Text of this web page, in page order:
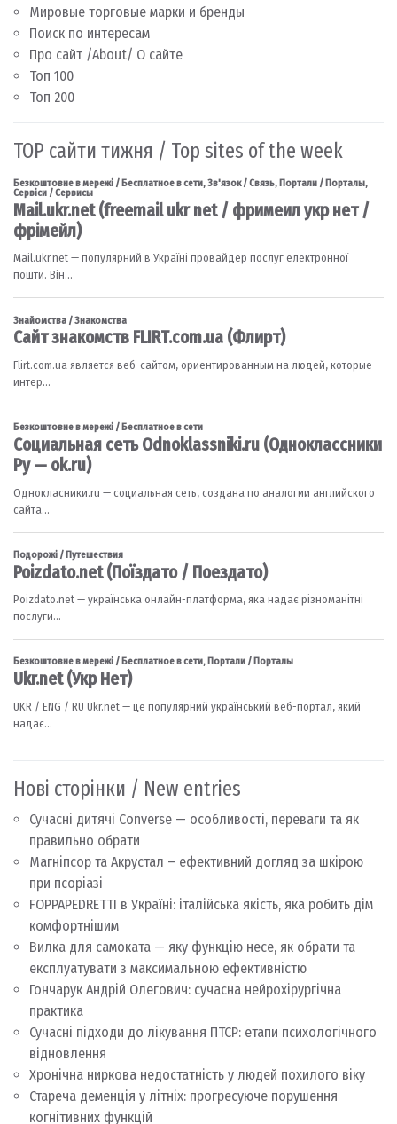
Мировые торговые марки и бренды
Поиск по интересам
Про сайт /About/ О сайте
Топ 100
Топ 200
TOP сайти тижня / Top sites of the week
Нові сторінки / New entries
Сучасні дитячі Converse — особливості, переваги та як
правильно обрати
Магніпсор та Акрустал – ефективний догляд за шкірою
при псоріазі
FOPPAPEDRETTI в Україні: італійська якість, яка робить дім
комфортнішим
Вилка для самоката — яку функцію несе, як обрати та
експлуатувати з максимальною ефективністю
Гончарук Андрій Олегович: сучасна нейрохірургічна
практика
Сучасні підходи до лікування ПТСР: етапи психологічного
відновлення
Хронічна ниркова недостатність у людей похилого віку
Стареча деменція у літніх: прогресуюче порушення
когнітивних функцій